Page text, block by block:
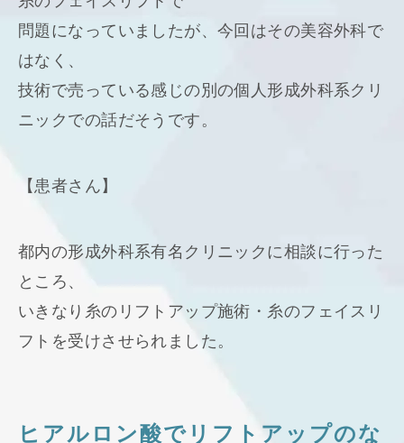
問題になっていましたが、今回はその美容外科で
はなく、
技術で売っている感じの別の個人形成外科系クリ
ニックでの話だそうです。
【患者さん】
都内の形成外科系有名クリニックに相談に行った
ところ、
いきなり糸のリフトアップ施術・糸のフェイスリ
フトを受けさせられました。
ヒアルロン酸でリフトアップのな